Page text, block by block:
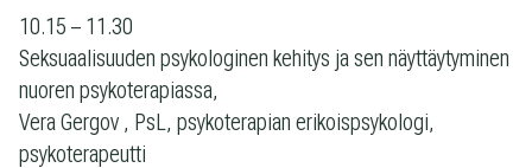
10.15 – 11.30
Sek­su­aa­li­suu­den psy­ko­lo­gi­nen kehi­tys ja sen näyt­täy­ty­mi­nen
nuo­ren psy­ko­te­ra­piassa,
Vera Ger­gov , PsL, psy­ko­te­ra­pian eri­koisp­sy­ko­logi,
psykoterapeutti